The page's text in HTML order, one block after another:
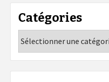
Catégories